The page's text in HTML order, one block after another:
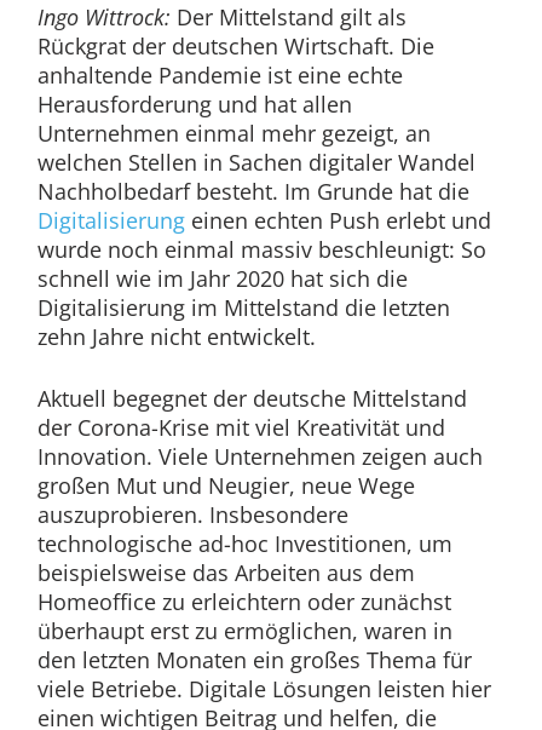
Ingo Wittrock: Der Mittelstand gilt als
Rückgrat der deutschen Wirtschaft. Die
anhaltende Pandemie ist eine echte
Herausforderung und hat allen
Unternehmen einmal mehr gezeigt, an
welchen Stellen in Sachen digitaler Wandel
Nachholbedarf besteht. Im Grunde hat die
Digitalisierungeinen echten Push erlebt und
wurde noch einmal massiv beschleunigt: So
schnell wie im Jahr 2020 hat sich die
Digitalisierung im Mittelstand die letzten
zehn Jahre nicht entwickelt.
Aktuell begegnet der deutsche Mittelstand
der Corona-Krise mit viel Kreativität und
Innovation. Viele Unternehmen zeigen auch
großen Mut und Neugier, neue Wege
auszuprobieren. Insbesondere
technologische ad-hoc Investitionen, um
beispielsweise das Arbeiten aus dem
Homeoffice zu erleichtern oder zunächst
überhaupt erst zu ermöglichen, waren in
den letzten Monaten ein großes Thema für
viele Betriebe. Digitale Lösungen leisten hier
einen wichtigen Beitrag und helfen, die